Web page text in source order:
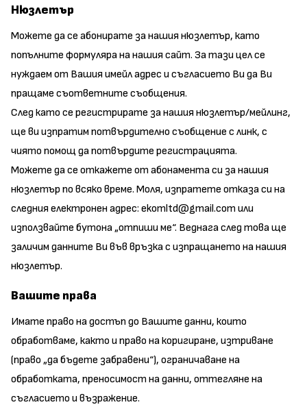
Нюзлетър
Можете да се абонирате за нашия нюзлетър, като
попълните формуляра на нашия сайт. За тази цел се
нуждаем от Вашия имейл адрес и съгласието Ви да Ви
пращаме съответните съобщения.
След като се регистрирате за нашия нюзлетър/мейлинг,
ще ви изпратим потвърдително съобщение с линк, с
чиято помощ да потвърдите регистрацията.
Можете да се откажете от абонамента си за нашия
нюзлетър по всяко време. Моля, изпратете отказа си на
следния електронен адрес: ekomltd@gmail.com или
използвайте бутона „отпиши ме“. Веднага след това ще
заличим данните Ви във връзка с изпращането на нашия
нюзлетър.
Вашите права
Имате право на достъп до Вашите данни, които
обработваме, както и право на коригиране, изтриване
(право „да бъдете забравени“), ограничаване на
обработката, преносимост на данни, оттегляне на
съгласието и възражение.